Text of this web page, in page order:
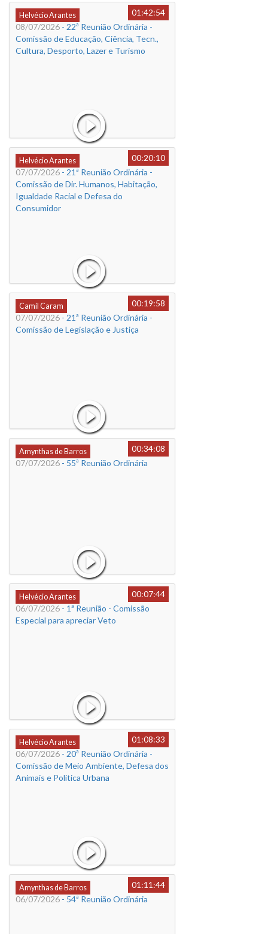
Helvécio Arantes
01:42:54
08/07/2026 - 22ª Reunião Ordinária -
Comissão de Educação, Ciência, Tecn.,
Cultura, Desporto, Lazer e Turismo
Helvécio Arantes
00:20:10
07/07/2026 - 21ª Reunião Ordinária -
Comissão de Dir. Humanos, Habitação,
Igualdade Racial e Defesa do
Consumidor
Camil Caram
00:19:58
07/07/2026 - 21ª Reunião Ordinária -
Comissão de Legislação e Justiça
Amynthas de Barros
00:34:08
07/07/2026 - 55ª Reunião Ordinária
Helvécio Arantes
00:07:44
06/07/2026 - 1ª Reunião - Comissão
Especial para apreciar Veto
Helvécio Arantes
01:08:33
06/07/2026 - 20ª Reunião Ordinária -
Comissão de Meio Ambiente, Defesa dos
Animais e Política Urbana
Amynthas de Barros
01:11:44
06/07/2026 - 54ª Reunião Ordinária